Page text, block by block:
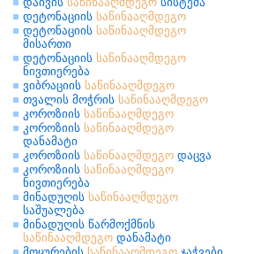
დეტონაციის საწინააღმდეგო
დეტონაციის საწინააღმდეგო
მისართი
დეტონაციის საწინააღმდეგო
ნივთიერება
ვიბრაციის საწინააღმდეგო
თვალის მოჭრის საწინააღმდეგო
კოროზიის საწინააღმდეგო
კოროზიის საწინააღმდეგო
დანამატი
კოროზიის საწინააღმდეგო დაცვა
კოროზიის საწინააღმდეგო
ნივთიერება
მინადუღის საწინააღმდეგო
საშუალება
მინადუღის წარმოქმნის
საწინააღმდეგო დანამატი